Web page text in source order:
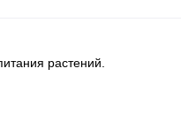
растений.